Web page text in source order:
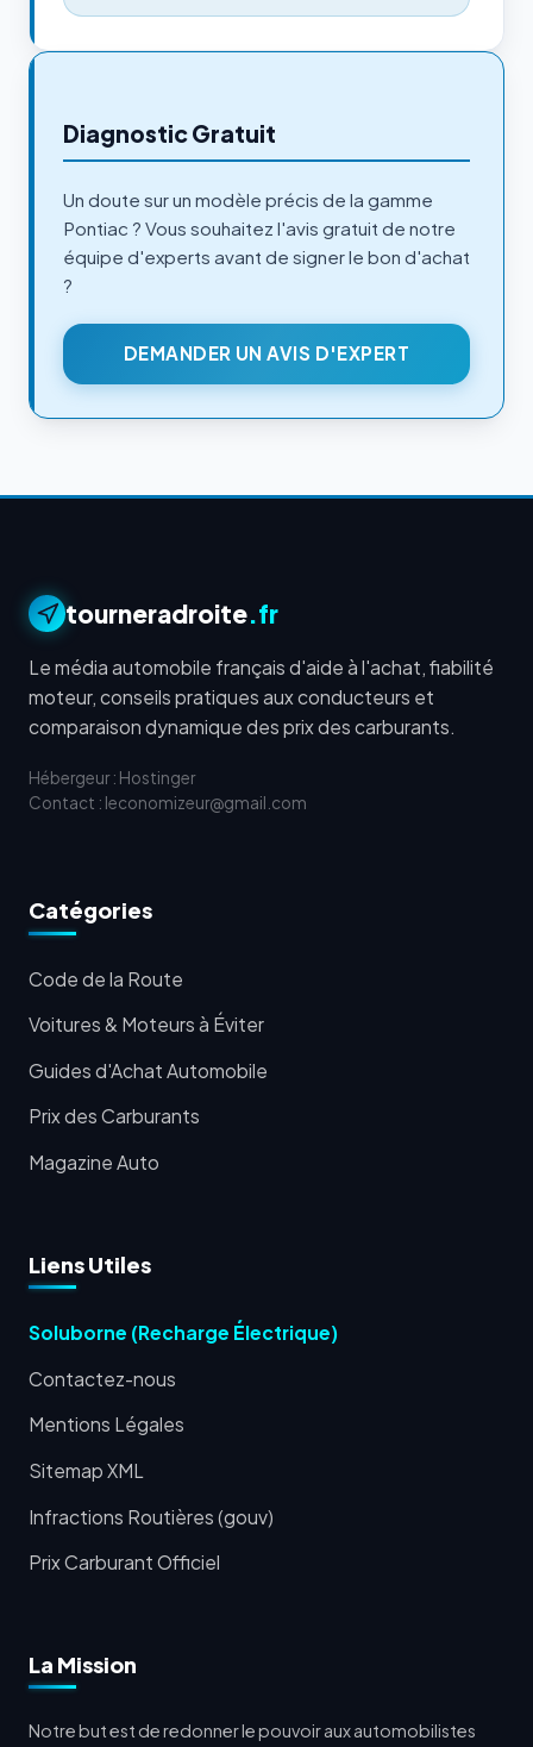
Diagnostic Gratuit
Un doute sur un modèle précis de la gamme
Pontiac ? Vous souhaitez l'avis gratuit de notre
équipe d'experts avant de signer le bon d'achat
?
DEMANDER UN AVIS D'EXPERT
tourneradroite.fr
Le média automobile français d'aide à l'achat, fiabilité
moteur, conseils pratiques aux conducteurs et
comparaison dynamique des prix des carburants.
Hébergeur : Hostinger
Contact : leconomizeur@gmail.com
Catégories
Code de la Route
Voitures & Moteurs à Éviter
Guides d'Achat Automobile
Prix des Carburants
Magazine Auto
Liens Utiles
Soluborne (Recharge Électrique)
Contactez-nous
Mentions Légales
Sitemap XML
Infractions Routières (gouv)
Prix Carburant Officiel
La Mission
Notre but est de redonner le pouvoir aux automobilistes